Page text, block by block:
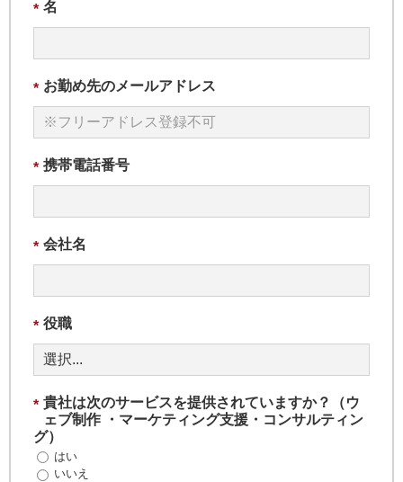
* 名
* お勤め先のメールアドレス
* 携帯電話番号
* 会社名
* 役職
* 貴社は次のサービスを提供されていますか？（ウ
ェブ制作 ・マーケティング支援・コンサルティン
グ）
はい
いいえ